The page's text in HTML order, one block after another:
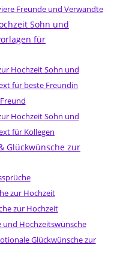
Freunde und Verwandte
Sohn und
für
Hochzeit Sohn und
für beste Freundin
Hochzeit Sohn und
für Kollegen
Glückwünsche zur
zur Hochzeit
zur Hochzeit
und Hochzeitswünsche
Glückwünsche zur